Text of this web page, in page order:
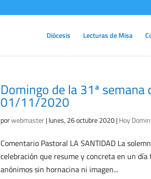
Diócesis Lecturas de Misa
Domingo de la 31ª
01/11/2020
porwebmaster|lunes, 26 octubre 2020|Hoy
Comentario Pastoral LA SANTIDAD La
celebración que resume y concreta en un
anónimos sin hornacina ni imagen...